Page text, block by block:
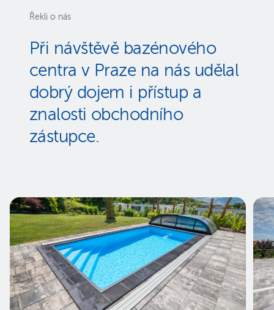
Řekli o nás
Při návštěvě bazénového
centra v Praze na nás udělal
dobrý dojem i přístup a
znalosti obchodního
zástupce.